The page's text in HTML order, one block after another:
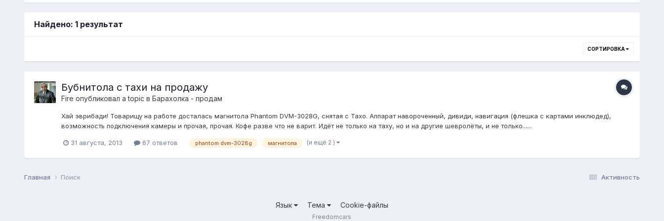
Найдено: 1 результат
СОРТИРОВКА
Бубнитола с тахи на продажу
Fire опубликовал a topic в Барахолка - продам
Хай эврибади! Товарищу на работе досталась магнитола Phantom DVM-3028G, снятая с Тахо. Аппарат навороченный, дивиди, навигация (флешка с картами инклюдед),
возможность подключения камеры и прочая, прочая. Кофе разве что не варит. Идёт не только на таху, но и на другие шевролёты, и не только......
31 августа, 2013 67 ответов phantom dvm-3028g магнитола (и ещё 2 )
Активность
Главная Поиск
Язык Тема Cookie-файлы
Freedomcars